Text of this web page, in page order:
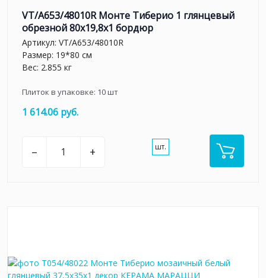
VT/A653/48010R Монте Тиберио 1 глянцевый
обрезной 80x19,8x1 бордюр
Артикул: VT/A653/48010R
Размер: 19*80 см
Вес: 2.855 кг
Плиток в упаковке: 10шт
1 614.06 руб.
– + шт.